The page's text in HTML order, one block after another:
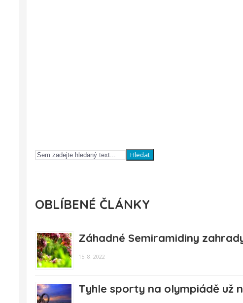
Hledat
OBLÍBENÉ ČLÁNKY
Záhadné Semiramidiny
15. 8. 2022
Tyhle sporty na olympiádě už